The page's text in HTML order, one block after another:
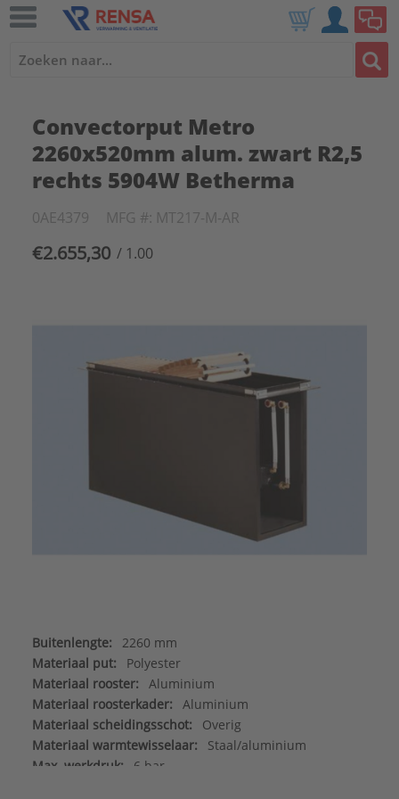
Convectorput Metro
2260x520mm alum. zwart R2,5
rechts 5904W Betherma
0AE4379 MFG #: MT217-M-AR
€2.655,30 / 1.00
Buitenlengte:
2260 mm
Materiaal put:
Polyester
Materiaal rooster:
Aluminium
Materiaal roosterkader:
Aluminium
Materiaal scheidingsschot:
Overig
Materiaal warmtewisselaar:
Staal/aluminium
Max. werkdruk:
6 bar